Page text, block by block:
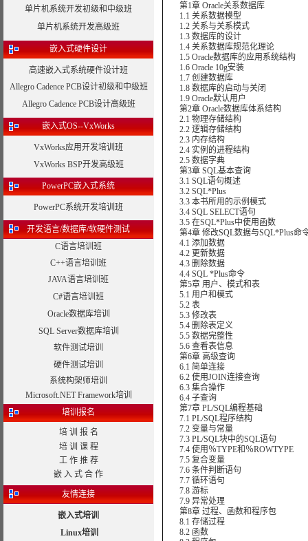
单片机系统开发初级和中级班
单片机系统开发高级班
嵌入式硬件设计
高速嵌入式系统硬件设计班
Allegro Cadence PCB设计初级和中级班
Allegro Cadence PCB设计高级班
嵌入式OS--VxWorks
VxWorks应用开发培训班
VxWorks BSP开发高级班
PowerPC嵌入式系统
PowerPC系统开发培训班
开发语言/数据库/软硬件测试
C语言培训班
C++语言培训班
JAVA语言培训班
C#语言培训班
Oracle数据库培训
SQL Server数据库培训
软件测试培训
硬件测试培训
系统构架师培训
Microsoft.NET Framework培训
培训报名
培 训 报 名
培 训 课 程
工 作 推 荐
嵌 入 式 合 作
友情连接
嵌入式培训
Linux培训
第1章 Oracle关系数据库
1.1 关系数据模型
1.2 关系与关系模式
1.3 数据库的设计
1.4 关系数据库规范化理论
1.5 Oracle数据库的应用系统结构
1.6 Oracle 10g安装
1.7 创建数据库
1.8 数据库的启动与关闭
1.9 Oracle默认用户
第2章 Oracle数据库体系结构
2.1 物理存储结构
2.2 逻辑存储结构
2.3 内存结构
2.4 实例的进程结构
2.5 数据字典
第3章 SQL基本查询
3.1 SQL语句概述
3.2 SQL*Plus
3.3 本书所用的示例模式
3.4 SQL SELECT语句
3.5 在SQL*Plus中使用函数
第4章 修改SQL数据与SQL*Plus命
4.1 添加数据
4.2 更新数据
4.3 删除数据
4.4 SQL *Plus命令
第5章 用户、模式和表
5.1 用户和模式
5.2 表
5.3 修改表
5.4 删除表定义
5.5 数据完整性
5.6 查看表信息
第6章 高级查询
6.1 简单连接
6.2 使用JOIN连接查询
6.3 集合操作
6.4 子查询
第7章 PL/SQL编程基础
7.1 PL/SQL程序结构
7.2 变量与常量
7.3 PL/SQL块中的SQL语句
7.4 使用％TYPE和％ROWTYPE
7.5 复合变量
7.6 条件判断语句
7.7 循环语句
7.8 游标
7.9 异常处理
第8章 过程、函数和程序包
8.1 存储过程
8.2 函数